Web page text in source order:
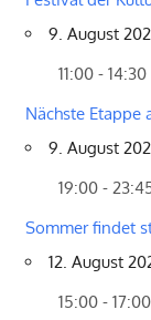
9. August
11:00 - 14:30
Nächste Etappe
9. August
19:00 -
Sommer findet
12. August
15:00 - 17:00